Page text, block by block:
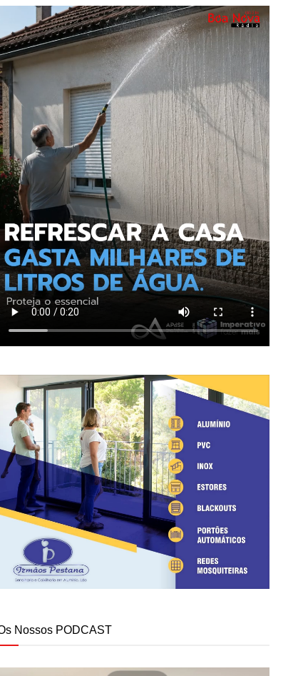
Nossos PODCAST